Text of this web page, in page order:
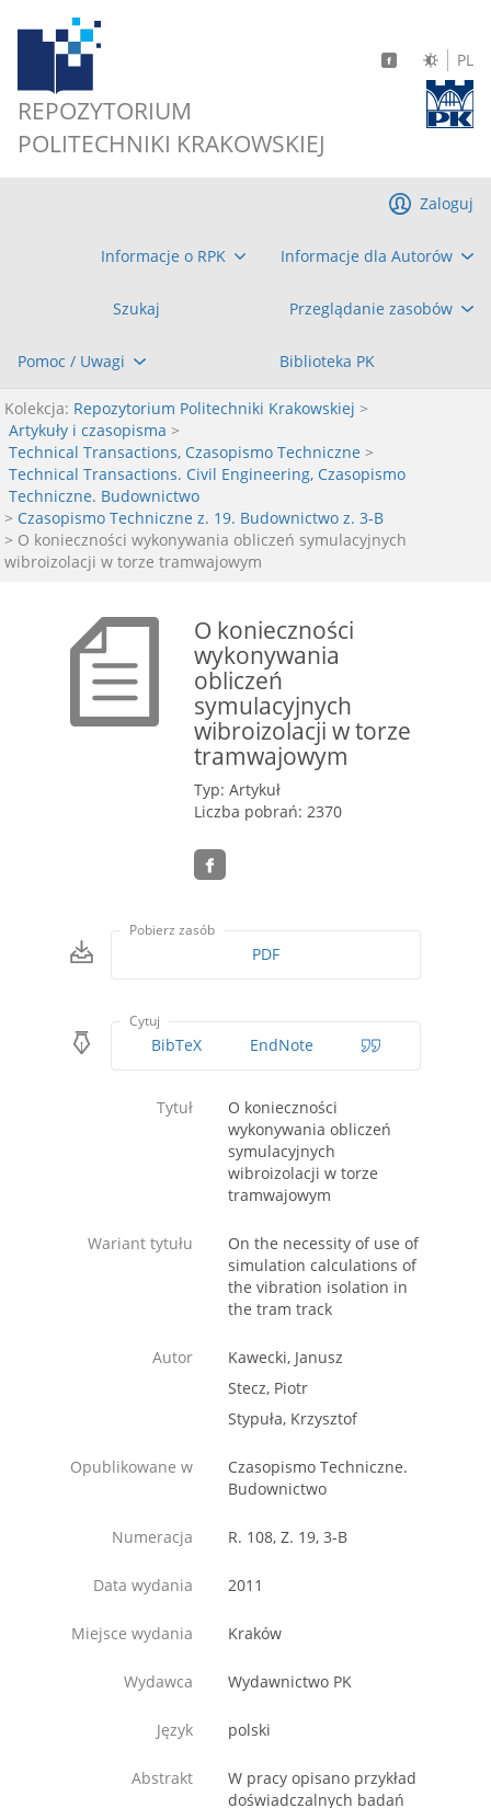
REPOZYTORIUM
POLITECHNIKI KRAKOWSKIEJ
PL
Informacje o RPK Informacje dla Autorów
Szukaj Przeglądanie zasobów
Pomoc / Uwagi Biblioteka PK
Zaloguj
Kolekcja: Repozytorium Politechniki Krakowskiej >
Artykuły i czasopisma >
Technical Transactions, Czasopismo Techniczne >
Technical Transactions. Civil Engineering, Czasopismo
Techniczne. Budownictwo
> Czasopismo Techniczne z. 19. Budownictwo z. 3-B
> O konieczności wykonywania obliczeń symulacyjnych
wibroizolacji w torze tramwajowym
O konieczności
wykonywania
obliczeń
symulacyjnych
wibroizolacji w torze
tramwajowym
Typ: Artykuł
Liczba pobrań: 2370
Pobierz zasób
PDF
Cytuj
BibTeX EndNote
Tytuł
O konieczności
wykonywania obliczeń
symulacyjnych
wibroizolacji w torze
tramwajowym
Wariant tytułu
On the necessity of use of
simulation calculations of
the vibration isolation in
the tram track
Autor
Kawecki, Janusz
Stecz, Piotr
Stypuła, Krzysztof
Opublikowane w
Czasopismo Techniczne.
Budownictwo
Numeracja R. 108, Z. 19, 3-B
Data wydania 2011
Miejsce wydania Kraków
Wydawca Wydawnictwo PK
Język polski
Abstrakt
W pracy opisano przykład
doświadczalnych badań